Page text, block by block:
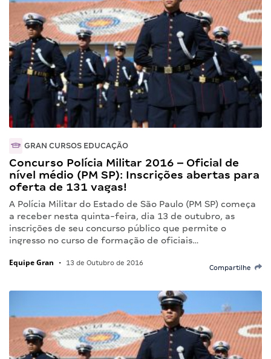
GRAN CURSOS EDUCAÇÃO
Concurso Polícia Militar 2016 – Oficial de
nível médio (PM SP): Inscrições abertas para
oferta de 131 vagas!
A Polícia Militar do Estado de São Paulo (PM SP) começa
a receber nesta quinta-feira, dia 13 de outubro, as
inscrições de seu concurso público que permite o
ingresso no curso de formação de oficiais…
Equipe Gran • 13 de Outubro de 2016
Compartilhe